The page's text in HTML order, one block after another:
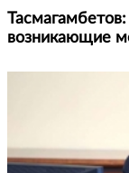
возникающие